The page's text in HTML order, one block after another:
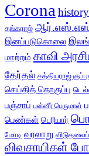
Corona history
தங்கராஜ்
இனப்படுகொலை
மாற்றம் காவி
தேர்தல் சத்தியராஜ்
செய்தித் தொகுப்பு
பஞ்சாப் பன்னீர் பெருமாள்
பெண்கள் பெரியார்
மோடி வரலாறு விடுதலைப்
விவசாயிகள்